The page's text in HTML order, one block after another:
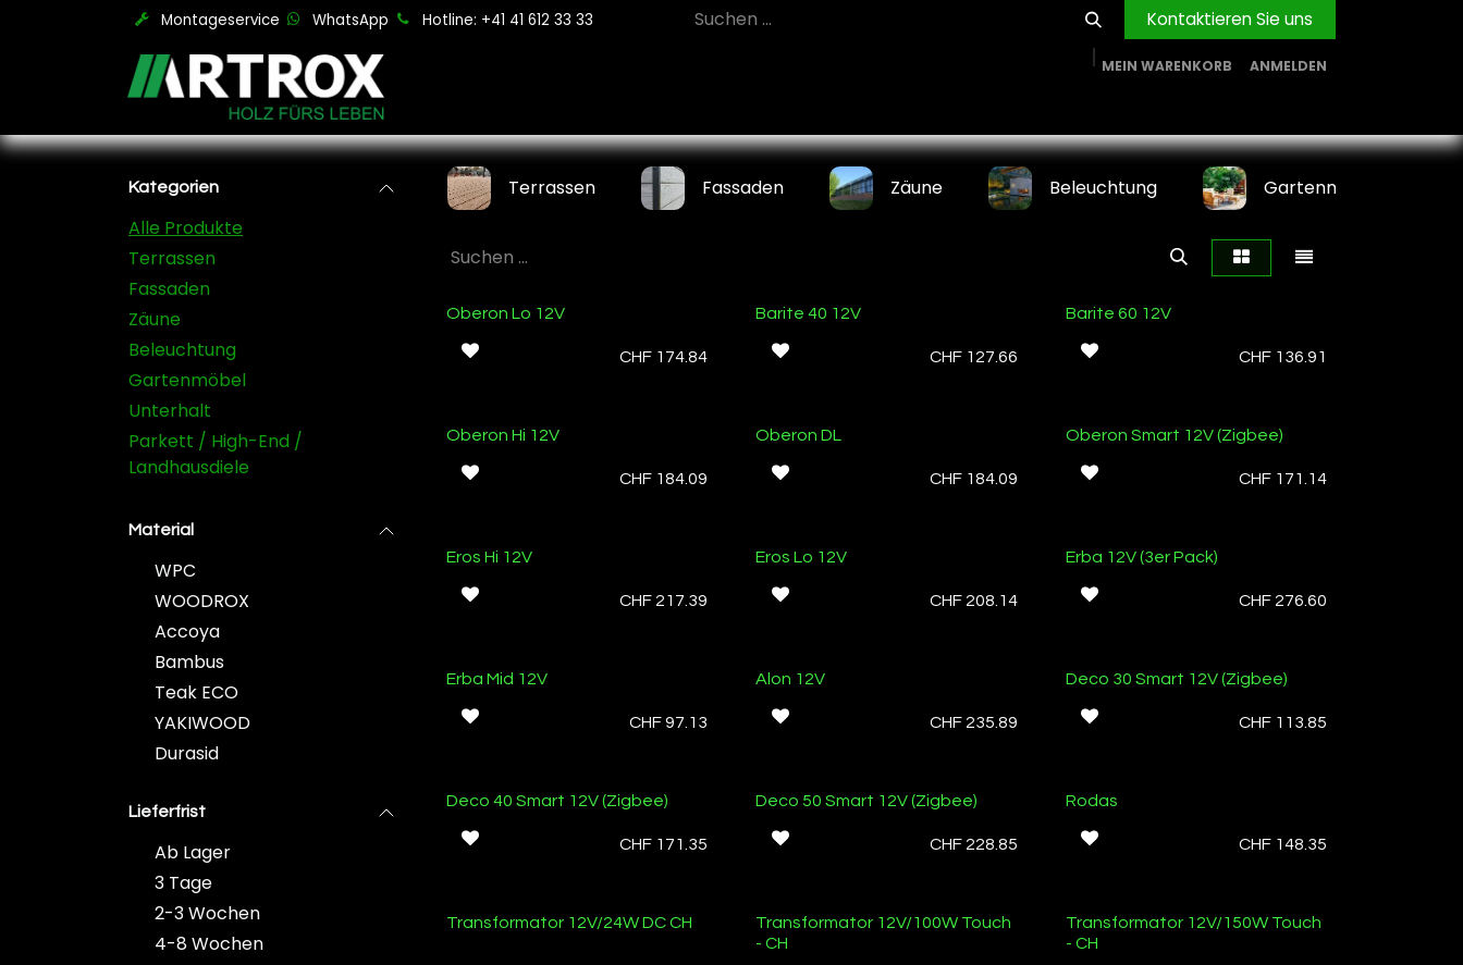
Zum Inhalt springenMontageservice WhatsApp Hotline: +41 41 612 33 33 Kontaktieren Sie uns
MEIN WARENKORB ANMELDEN
Kategorien
Alle Produkte
Terrassen
Fassaden
Zäune
Beleuchtung
Gartenmöbel
Unterhalt
Parkett / High-End /
Landhausdiele
Material
WPC
WOODROX
Accoya
Bambus
Teak ECO
YAKIWOOD
Durasid
Lieferfrist
Ab Lager
3 Tage
2-3 Wochen
4-8 Wochen
Terrassen Fassaden Zäune Beleuchtung Gartenmöbel
Oberon Lo 12V
CHF 174.84
Barite 40 12V
CHF 127.66
Barite 60 12V
CHF 136.91
Oberon Hi 12V
CHF 184.09
Oberon DL
CHF 184.09
Oberon Smart 12V (Zigbee)
CHF 171.14
Eros Hi 12V
CHF 217.39
Eros Lo 12V
CHF 208.14
Erba 12V (3er Pack)
CHF 276.60
Erba Mid 12V
CHF97.13
Alon 12V
CHF 235.89
Deco 30 Smart 12V (Zigbee)
CHF 113.85
Deco 40 Smart 12V (Zigbee)
CHF 171.35
Deco 50 Smart 12V (Zigbee)
CHF 228.85
Rodas
CHF 148.35
Ab Lager
Transformator 12V/24W DC CH Ab Lager
Transformator 12V/100W Touch
- CH
Transformator 12V/150W Touch
- CH